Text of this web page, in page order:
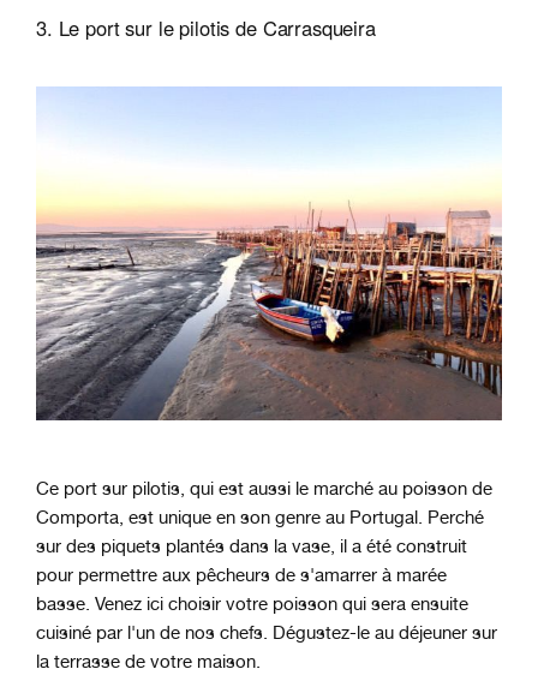
3. Le port sur le pilotis de Carrasqueira
Ce port sur pilotis, qui est aussi le marché au poisson de
Comporta, est unique en son genre au Portugal. Perché
sur des piquets plantés dans la vase, il a été construit
pour permettre aux pêcheurs de s'amarrer à marée
basse. Venez ici choisir votre poisson qui sera ensuite
cuisiné par l'un de nos chefs. Dégustez-le au déjeuner sur
la terrasse de votre maison.